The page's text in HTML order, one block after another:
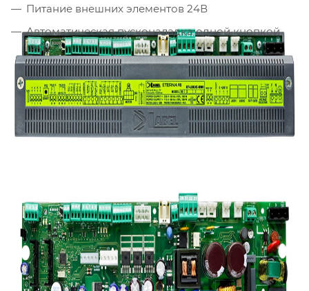
Питание внешних элементов 24В
Автоматическая пусконаладка одной кнопкой
(PS1)